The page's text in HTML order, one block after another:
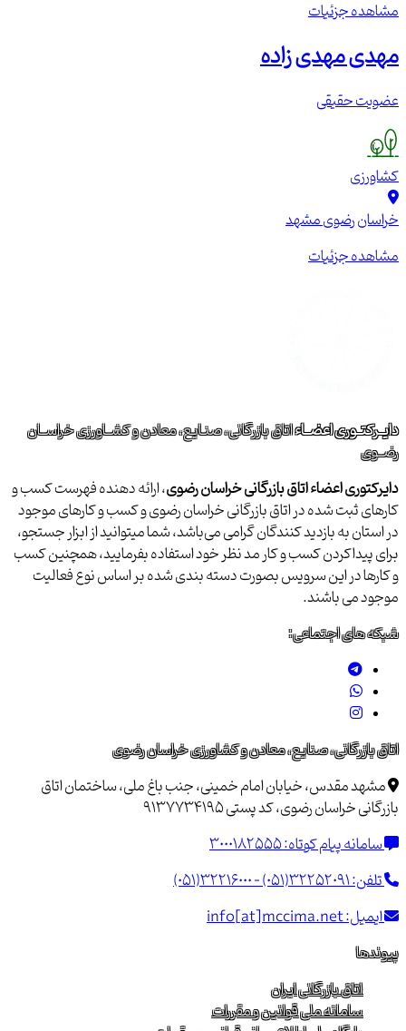
مشاهده جزئیات
مهدی مهدی زاده
عضویت حقیقی
کشاورزی
خراسان رضویمشهد
مشاهده جزئیات
دایــرکتــوری اعضــاءاتاق بازرگانی، صنـایع، معادن و کشــاورزی خراســان
رضــوی
دایرکتوری اعضاء اتاق بازرگانی خراسان رضوی، ارائه دهنده فهرست کسب و
کارهای ثبت شده در اتاق بازرگانی خراسان رضوی و کسب و کارهای موجود
در استان به بازدید کنندگان گرامی می‌باشد، شما میتوانید از ابزار جستجو،
برای پیداکردن کسب و کار مد نظر خود استفاده بفرمایید، همچنین کسب
و کارها در این سرویس بصورت دسته بندی شده بر اساس نوع فعالیت
موجود می باشند.
شبکه های اجتماعی:
اتاق بازرگانی، صنایع، معادن و کشاورزی خراسان رضوی
مشهد مقدس، خیابان امام خمینی، جنب باغ ملی، ساختمان اتاق
بازرگانی خراسان رضوی، کد پستی 9137734195
سامانه پیام کوتاه:3000182555
تلفن:(051)32216000 - (051)32252091
ایمیل:info[at]mccima.net
پیوندها
اتاق بازرگانی ایران
سامانه ملی قوانین و مقررات